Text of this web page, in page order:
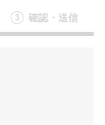
3 確認・送信